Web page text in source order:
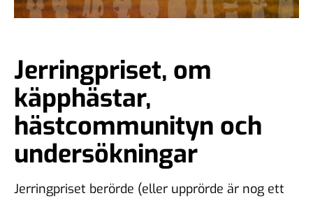
Jerringpriset, om
käpphästar,
hästcommunityn och
undersökningar
Jerringpriset berörde (eller upprörde är nog ett